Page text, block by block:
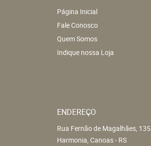
Página Inicial
Fale Conosco
Quem Somos
Indique nossa Loja
ENDEREÇO
Rua Fernão de Magalhães, 135
Harmonia, Canoas- RS